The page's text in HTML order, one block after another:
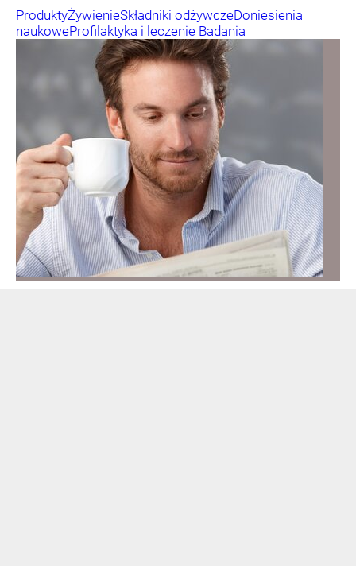
ProduktyŻywienieSkładniki odżywczeDoniesienia
naukoweProfilaktyka i leczenie Badania